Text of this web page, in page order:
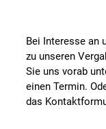
Bei Interesse an
zu unseren
Sie uns vorab
einen Termin.
das